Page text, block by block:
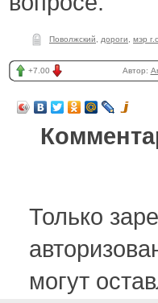
Поволжский дороги мэр
+7.00 Автор:
Только
могут